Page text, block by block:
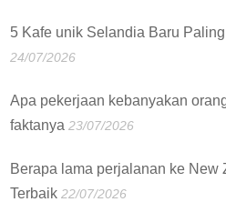
5 Kafe unik Selandia Baru
24/07/2026
Apa pekerjaan kebanyakan
faktanya 23/07/2026
Berapa lama perjalanan ke New
Terbaik 22/07/2026